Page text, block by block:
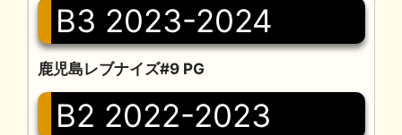
B3 2023-2024
鹿児島レブナイズ#9 PG
B2 2022-2023